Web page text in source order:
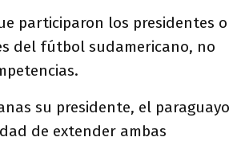
participaron los presidentes o
del fútbol sudamericano, no
su presidente, el paraguayo
de extender ambas